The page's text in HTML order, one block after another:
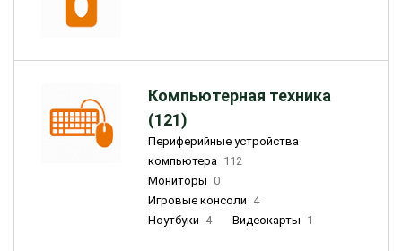
Компьютерная техника
(121)
Периферийные устройства
компьютера 112
Мониторы 0
Игровые консоли 4
Ноутбуки 4 Видеокарты 1